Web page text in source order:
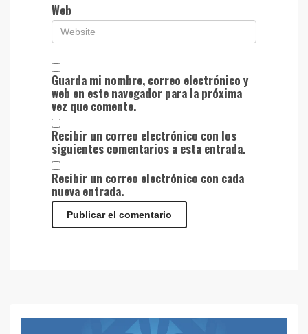
Web
Guarda mi nombre, correo electrónico y
web en este navegador para la próxima
vez que comente.
Recibir un correo electrónico con los
siguientes comentarios a esta entrada.
Recibir un correo electrónico con cada
nueva entrada.